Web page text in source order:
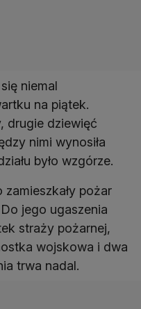
niemal
na piątek.
drugie dziewięć
nimi wynosiła
było wzgórze.
zamieszkały pożar
jego ugaszenia
straży pożarnej,
wojskowa i dwa
trwa nadal.